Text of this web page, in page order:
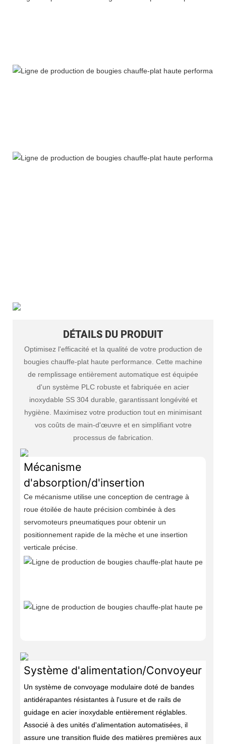
DÉTAILS DU PRODUIT
Optimisez l'efficacité et la qualité de votre production de
bougies chauffe-plat haute performance. Cette machine
de remplissage entièrement automatique est équipée
d'un système PLC robuste et fabriquée en acier
inoxydable SS 304 durable, garantissant longévité et
hygiène. Maximisez votre production tout en minimisant
vos coûts de main-d'œuvre et en simplifiant votre
processus de fabrication.
Mécanisme
d'absorption/d'insertion
Ce mécanisme utilise une conception de centrage à
roue étoilée de haute précision combinée à des
servomoteurs pneumatiques pour obtenir un
positionnement rapide de la mèche et une insertion
verticale précise.
Système d'alimentation/Convoyeur
Un système de convoyage modulaire doté de bandes
antidérapantes résistantes à l'usure et de rails de
guidage en acier inoxydable entièrement réglables.
Associé à des unités d'alimentation automatisées, il
assure une transition fluide des matières premières aux